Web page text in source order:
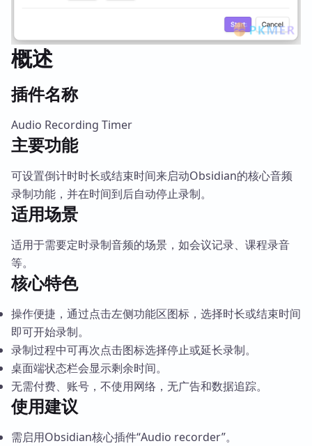
概述
插件名称
Audio Recording Timer
主要功能
可设置倒计时时长或结束时间来启动Obsidian的核心音频
录制功能，并在时间到后自动停止录制。
适用场景
适用于需要定时录制音频的场景，如会议记录、课程录音
等。
核心特色
操作便捷，通过点击左侧功能区图标，选择时长或结束时间
即可开始录制。
录制过程中可再次点击图标选择停止或延长录制。
桌面端状态栏会显示剩余时间。
无需付费、账号，不使用网络，无广告和数据追踪。
使用建议
需启用Obsidian核心插件“Audio recorder”。